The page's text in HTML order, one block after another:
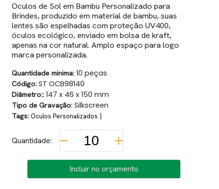
Oculos de Sol em Bambu Personalizado para
Brindes, produzido em material de bambu, suas
lentes são espelhadas com proteção UV400,
óculos ecológico, enviado em bolsa de kraft,
apenas na cor natural. Amplo espaço para logo
marca personalizada.
Quantidade minima: 10 peças
Código: ST OCB98140
Diâmetro:: 147 x 46 x 150 mm
Tipo de Gravação: Silkscreen
Tags: Oculos Personalizados |
Quantidade:
Incluir no orçamento